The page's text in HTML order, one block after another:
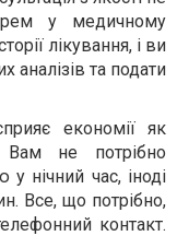
у медичному
лікування, і ви
аналізів та подати
економії як
Вам не потрібно
нічний час, іноді
Все, що потрібно,
контакт.